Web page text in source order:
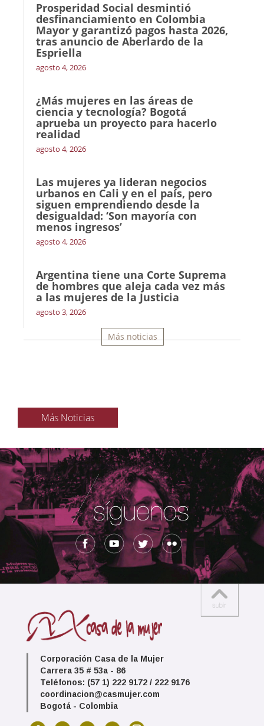
Prosperidad Social desmintió
desfinanciamiento en Colombia
Mayor y garantizó pagos hasta 2026,
tras anuncio de Aberlardo de la
Espriella
agosto 4, 2026
¿Más mujeres en las áreas de
ciencia y tecnología? Bogotá
aprueba un proyecto para hacerlo
realidad
agosto 4, 2026
Las mujeres ya lideran negocios
urbanos en Cali y en el país, pero
siguen emprendiendo desde la
desigualdad: ‘Son mayoría con
menos ingresos’
agosto 4, 2026
Argentina tiene una Corte Suprema
de hombres que aleja cada vez más
a las mujeres de la Justicia
agosto 3, 2026
Más noticias
Más Noticias
Corporación Casa de la Mujer
Carrera 35 # 53a - 86
Teléfonos: (57 1) 222 9172 / 222 9176
coordinacion@casmujer.com
Bogotá - Colombia